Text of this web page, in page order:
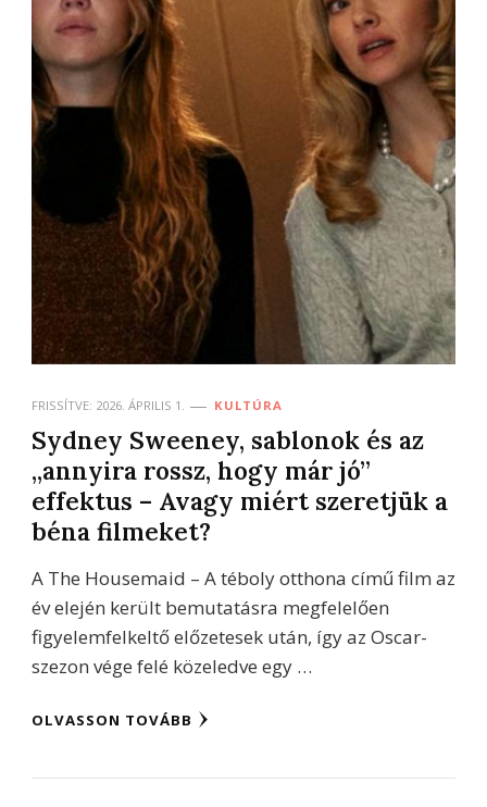
FRISSÍTVE: 2026. ÁPRILIS 1. KULTÚRA
Sydney Sweeney, sablonok és az
„annyira rossz, hogy már jó”
effektus – Avagy miért szeretjük a
béna filmeket?
A The Housemaid – A téboly otthona című film az
év elején került bemutatásra megfelelően
figyelemfelkeltő előzetesek után, így az Oscar-
szezon vége felé közeledve egy …
OLVASSON TOVÁBB